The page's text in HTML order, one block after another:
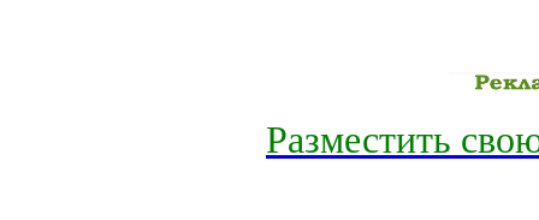
Разместить